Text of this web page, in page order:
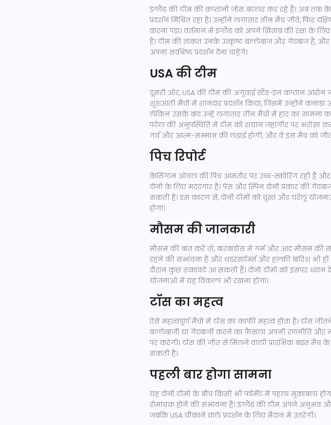
इंग्लैंड की टीम की कप्तानी जोस बटलर कर रहे हैं। अब तक के
प्रदर्शन मिश्रित रहा है। उन्होंने लगातार तीन मैच जीते, फिर
करना पड़ा। वर्तमान में इंग्लैंड को अपने खिताब की रक्षा के
है। टीम की ताकत उनके उत्कृष्ट बल्लेबाज और गेंदबाज हैं,
अपना सर्वश्रेष्ठ प्रदर्शन देना चाहेंगे।
USA की टीम
दूसरी ओर, USA की टीम की अगुवाई स्टैंड-इन कप्तान आरोन
शुरुआती मैचों में शानदार प्रदर्शन किया, जिसमें उन्होंने कनाडा
लेकिन उसके बाद उन्हें लगातार तीन मैचों में हार का सामना
पटेल की अनुपस्थिति में टीम को शयान जहांगीर पर भरोसा
गर्व और आत्म-सम्मान की लड़ाई होगी, और वे इस मैच को
पिच रिपोर्ट
केंसिंग्टन ओवल की पिच आमतौर पर उच्च-स्कोरिंग रही है
दोनों के लिए मददगार है। पेस और स्पिन दोनों प्रकार की
सकती है। इस कारण से, दोनों टीमों को चुस्त और घरेलू
होगा।
मौसम की जानकारी
मौसम की बात करें तो, बारबाडोस में गर्म और आद्र मौसम की
रहने की संभावना है और थंडरस्टॉर्म्स और हल्की बारिश भी
दौरान कुछ रुकावटें आ सकती हैं। दोनों टीमों को इसपर ध्यान
योजनाओं में यह विकल्प भी रखना होगा।
टॉस का महत्व
ऐसे महत्वपूर्ण मैचों में टॉस का काफी महत्व होता है। टॉस
बल्लेबाजी या गेंदबाजी करने का फ़ैसला अपनी रणनीति और
पर करेगी। टॉस की जीत से मिलने वाली प्रारंभिक बढ़त मैच के
सकती है।
पहली बार होगा सामना
यह दोनों टीमों के बीच किसी भी फॉर्मेट में पहला मुकाबला
रोमांचक होने की संभावना है। इंग्लैंड की टीम अपने अनुभव
जबकि USA चौंकाने वाले प्रदर्शन के लिए मैदान में उतरेगी।